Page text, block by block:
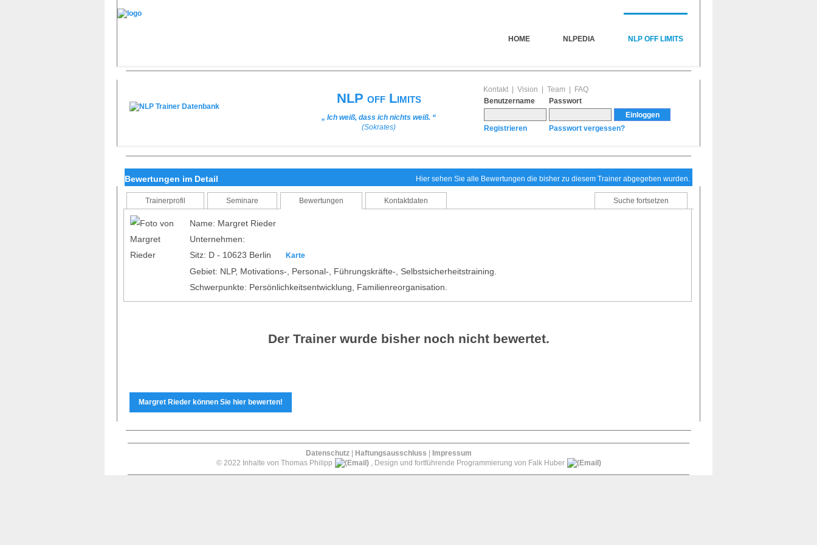
HOME NLPEDIA NLP OFF LIMITS
NLP off Limits
„ Ich weiß, dass ich nichts weiß. “
(Sokrates)
Kontakt Vision Team
FAQ
Benutzername
Passwort
Registrieren Passwort vergessen?
Bewertungen im Detail Hier sehen Sie alle Bewertungen die bisher zu diesem Trainer abgegeben wurden.
Trainerprofil Seminare Bewertungen Kontaktdaten Suche fortsetzen
Name: Margret Rieder
Unternehmen:
Sitz: D - 10623 Berlin
Karte
Gebiet: NLP, Motivations-, Personal-, Führungskräfte-, Selbstsicherheitstraining.
Schwerpunkte: Persönlichkeitsentwicklung, Familienreorganisation.
Der Trainer wurde bisher noch nicht bewertet.
Margret Rieder können Sie hier bewerten!
Datenschutz| Haftungsausschluss
Impressum
© 2022 Inhalte von Thomas Philipp
, Design und fortführende Programmierung von Falk Huber